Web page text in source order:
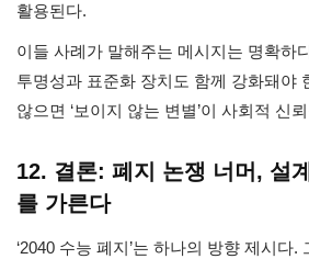
활용된다.
이들 사례가 말해주는 메시지는 명확하
투명성과 표준화 장치도 함께 강화돼야
않으면 ‘보이지 않는 변별’이 사회적 신
12. 결론: 폐지 논쟁 너머, 설
를 가른다
‘2040 수능 폐지’는 하나의 방향 제시다.